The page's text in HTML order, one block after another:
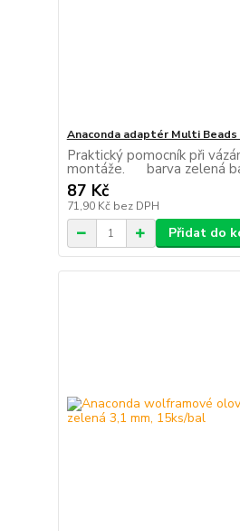
Anaconda adaptér Multi Beads
Praktický pomocník při
montáže. barva zelená
87 Kč
71,90 Kč bez DPH
Přidat do